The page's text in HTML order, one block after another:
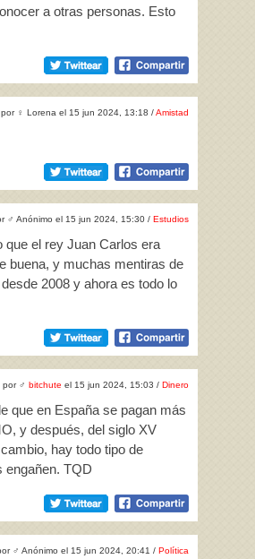
a otras personas. Esto
♀ Lorena el 15 jun 2024, 13:18 /Amistad
♂ Anónimo el 15 jun 2024, 15:30 / Estudios
que el rey Juan Carlos era
buena, y muchas mentiras de
2008 y ahora es todo lo
por ♂ bitchute el 15 jun 2024, 15:03 / Dinero
que en España se pagan más
y después, del siglo XV
hay todo tipo de
engañen. TQD
♂ Anónimo el 15 jun 2024, 20:41 / Política